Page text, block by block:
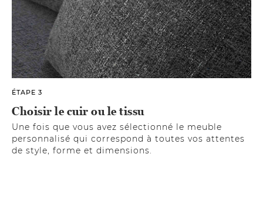
ÉTAPE 3
Choisir le cuir ou le tissu
Une fois que vous avez sélectionné le meuble
personnalisé qui correspond à toutes vos attentes
de style, forme et dimensions.